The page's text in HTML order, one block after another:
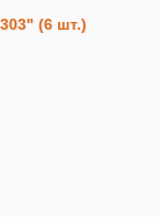
(6 шт.)